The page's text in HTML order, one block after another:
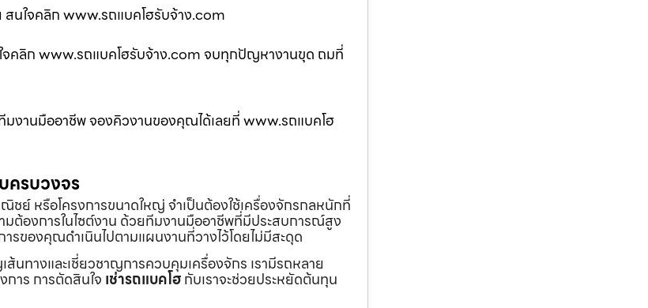
นใจคลิก www.รถแบคโฮรับจ้าง.com
จคลิก www.รถแบคโฮรับจ้าง.com จบทุกปัญหางานขุด ถมที่
านมืออาชีพ จองคิวงานของคุณได้เลยที่ www.รถแบคโฮ
ครบวงจร
ชย์ หรือโครงการขนาดใหญ่ จำเป็นต้องใช้เครื่องจักรกลหนักที่
ต้องการในไซต์งาน ด้วยทีมงานมืออาชีพที่มีประสบการณ์สูง
รของคุณดำเนินไปตามแผนงานที่วางไว้โดยไม่มีสะดุด
นทางและเชี่ยวชาญการควบคุมเครื่องจักร เรามีรถหลาย
การ การตัดสินใจ เช่ารถแบคโฮกับเราจะช่วยประหยัดต้นทุน